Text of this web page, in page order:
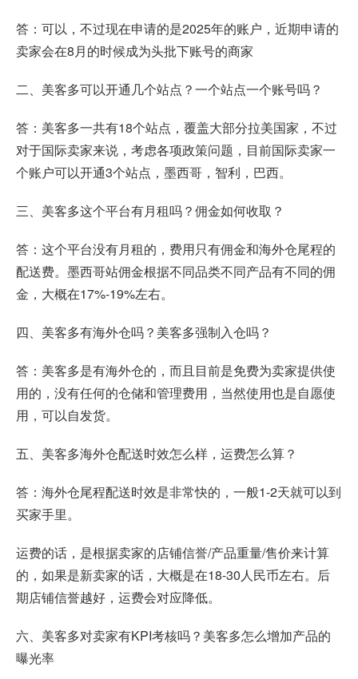
答：可以，不过现在申请的是2025年的账户，近期申请的
卖家会在8月的时候成为头批下账号的商家
二、美客多可以开通几个站点？一个站点一个账号吗？
答：美客多一共有18个站点，覆盖大部分拉美国家，不过
对于国际卖家来说，考虑各项政策问题，目前国际卖家一
个账户可以开通3个站点，墨西哥，智利，巴西。
三、美客多这个平台有月租吗？佣金如何收取？
答：这个平台没有月租的，费用只有佣金和海外仓尾程的
配送费。墨西哥站佣金根据不同品类不同产品有不同的佣
金，大概在17%-19%左右。
四、美客多有海外仓吗？美客多强制入仓吗？
答：美客多是有海外仓的，而且目前是免费为卖家提供使
用的，没有任何的仓储和管理费用，当然使用也是自愿使
用，可以自发货。
五、美客多海外仓配送时效怎么样，运费怎么算？
答：海外仓尾程配送时效是非常快的，一般1-2天就可以到
买家手里。
运费的话，是根据卖家的店铺信誉/产品重量/售价来计算
的，如果是新卖家的话，大概是在18-30人民币左右。后
期店铺信誉越好，运费会对应降低。
六、美客多对卖家有KPI考核吗？美客多怎么增加产品的
曝光率